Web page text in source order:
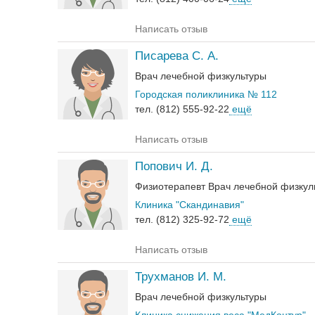
Написать отзыв
Писарева С. А.
Врач лечебной физкультуры
Городская поликлиника № 112
тел. (812) 555-92-22 ещё
Написать отзыв
Попович И. Д.
Физиотерапевт Врач лечебной
Клиника "Скандинавия"
тел. (812) 325-92-72 ещё
Написать отзыв
Трухманов И. М.
Врач лечебной физкультуры